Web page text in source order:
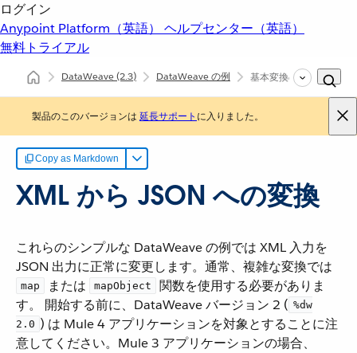
ログイン
Anypoint Platform（英語） ヘルプセンター（英語）
無料トライアル
DataWeave(2.3) DataWeave の例 基本変換の実行
製品のこのバージョンは 延長サポート に入りました。
Copy as Markdown
XML から JSON への変換
これらのシンプルな DataWeave の例では XML 入力を
JSON 出力に正常に変更します。通常、複雑な変換では ​
map ​ または ​ mapObject
​ 関数を使用する必要がありま
す。 開始する前に、DataWeave バージョン 2 (​ %dw
2.0 ​) は Mule 4 アプリケーションを対象とすることに注
意してください。Mule 3 アプリケーションの場合、